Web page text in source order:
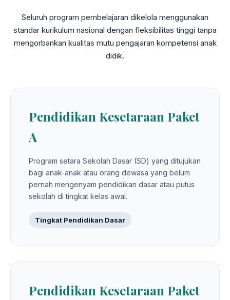
Seluruh program pembelajaran dikelola menggunakan
standar kurikulum nasional dengan fleksibilitas tinggi tanpa
mengorbankan kualitas mutu pengajaran kompetensi anak
didik.
Pendidikan Kesetaraan Paket
A
Program setara Sekolah Dasar (SD) yang ditujukan
bagi anak-anak atau orang dewasa yang belum
pernah mengenyam pendidikan dasar atau putus
sekolah di tingkat kelas awal.
Tingkat Pendidikan Dasar
Pendidikan Kesetaraan Paket